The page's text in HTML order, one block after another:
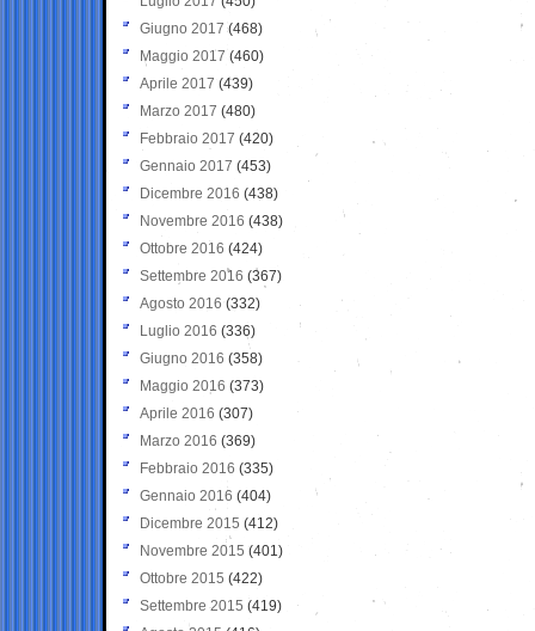
Giugno 2017 (468)
Maggio 2017 (460)
Aprile 2017 (439)
Marzo 2017 (480)
Febbraio 2017 (420)
Gennaio 2017 (453)
Dicembre 2016 (438)
Novembre 2016 (438)
Ottobre 2016 (424)
Settembre 2016 (367)
Agosto 2016 (332)
Luglio 2016 (336)
Giugno 2016 (358)
Maggio 2016 (373)
Aprile 2016 (307)
Marzo 2016 (369)
Febbraio 2016 (335)
Gennaio 2016 (404)
Dicembre 2015 (412)
Novembre 2015 (401)
Ottobre 2015 (422)
Settembre 2015 (419)